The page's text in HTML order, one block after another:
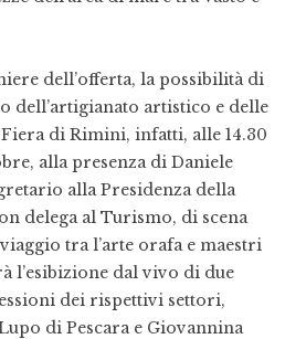
dell’offerta, la possibilità di
dell’artigianato artistico e delle
Fiera di Rimini, infatti, alle 14.30
alla presenza di Daniele
alla Presidenza della
delega al Turismo, di scena
tra l’arte orafa e maestri
l’esibizione dal vivo di due
dei rispettivi settori,
di Pescara e Giovannina